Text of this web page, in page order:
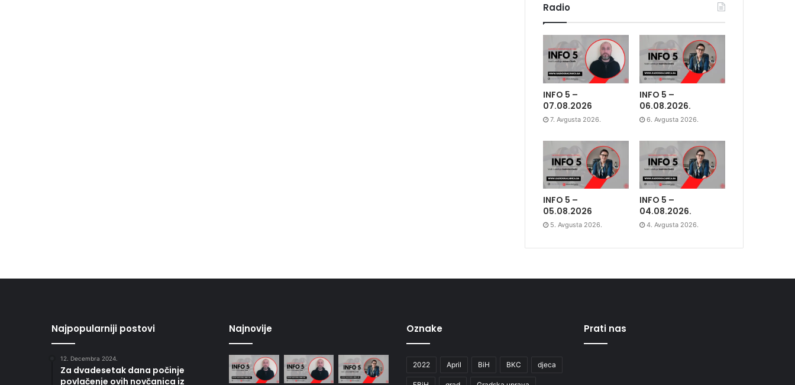
Radio
INFO 5 –
07.08.2026
7. Avgusta 2026.
INFO 5 –
06.08.2026.
6. Avgusta 2026.
INFO 5 –
05.08.2026
5. Avgusta 2026.
INFO 5 –
04.08.2026.
4. Avgusta 2026.
Najpopularniji postovi
12. Decembra 2024.
Za dvadesetak dana počinje
povlačenje ovih novčanica iz
Najnovije Oznake
2022 April BiH BKC djeca
Prati nas